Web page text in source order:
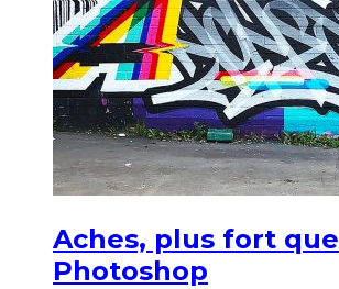
Aches, plus fort que
Photoshop